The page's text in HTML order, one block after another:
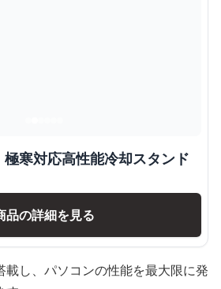
寒対応高性能冷却スタンド
品の詳細を見る
載し、パソコンの性能を最大限に発